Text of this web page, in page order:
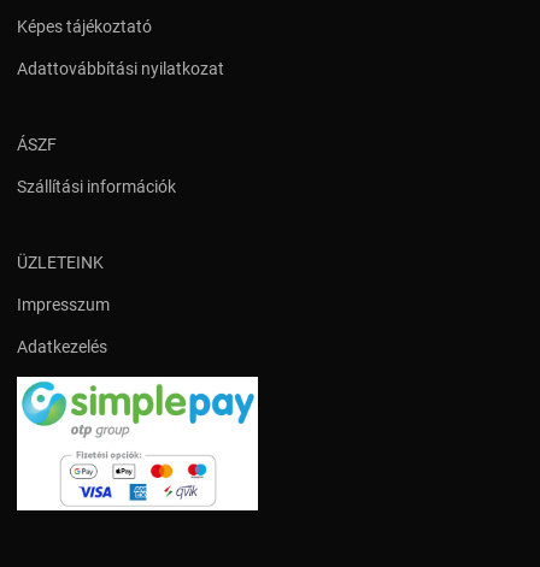
Képes tájékoztató
Adattovábbítási nyilatkozat
ÁSZF
Szállítási információk
ÜZLETEINK
Impresszum
Adatkezelés